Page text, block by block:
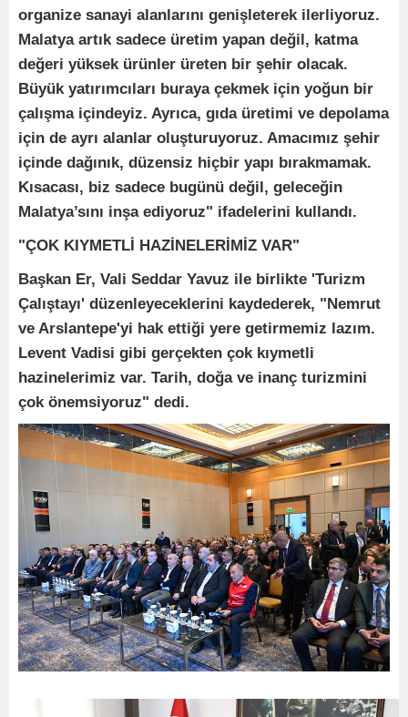
organize sanayi alanlarını genişleterek ilerliyoruz.
Malatya artık sadece üretim yapan değil, katma
değeri yüksek ürünler üreten bir şehir olacak.
Büyük yatırımcıları buraya çekmek için yoğun bir
çalışma içindeyiz. Ayrıca, gıda üretimi ve depolama
için de ayrı alanlar oluşturuyoruz. Amacımız şehir
içinde dağınık, düzensiz hiçbir yapı bırakmamak.
Kısacası, biz sadece bugünü değil, geleceğin
Malatya’sını inşa ediyoruz" ifadelerini kullandı.
"ÇOK KIYMETLİ HAZİNELERİMİZ VAR"
Başkan Er, Vali Seddar Yavuz ile birlikte 'Turizm
Çalıştayı' düzenleyeceklerini kaydederek, "Nemrut
ve Arslantepe'yi hak ettiği yere getirmemiz lazım.
Levent Vadisi gibi gerçekten çok kıymetli
hazinelerimiz var. Tarih, doğa ve inanç turizmini
çok önemsiyoruz" dedi.